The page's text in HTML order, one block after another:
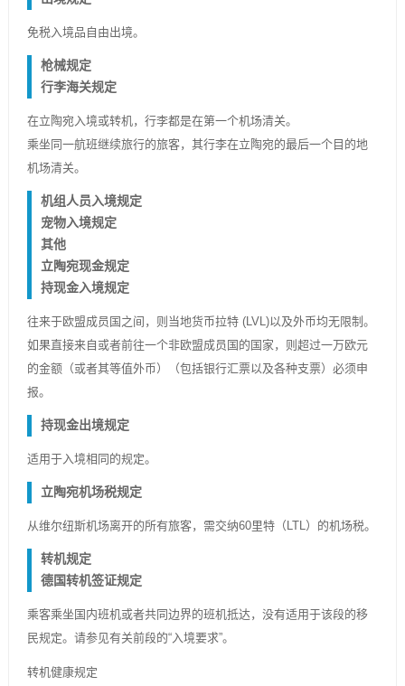
免税入境品自由出境。
枪械规定
行李海关规定
在立陶宛入境或转机，行李都是在第一个机场清关。
乘坐同一航班继续旅行的旅客，其行李在立陶宛的最后一个目的地
机场清关。
机组人员入境规定
宠物入境规定
其他
立陶宛现金规定
持现金入境规定
往来于欧盟成员国之间，则当地货币拉特 (LVL)以及外币均无限制。
如果直接来自或者前往一个非欧盟成员国的国家，则超过一万欧元
的金额（或者其等值外币）（包括银行汇票以及各种支票）必须申
报。
持现金出境规定
适用于入境相同的规定。
立陶宛机场税规定
从维尔纽斯机场离开的所有旅客，需交纳60里特（LTL）的机场税。
转机规定
德国转机签证规定
乘客乘坐国内班机或者共同边界的班机抵达，没有适用于该段的移
民规定。请参见有关前段的“入境要求”。
转机健康规定